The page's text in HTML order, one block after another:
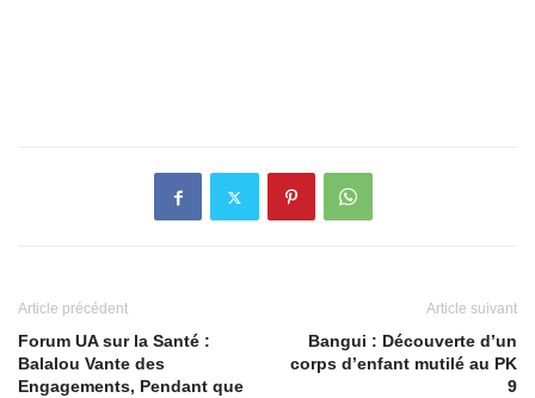
Article précédent
Forum UA sur la Santé :
Balalou Vante des
Engagements, Pendant que
Article suivant
Bangui : Découverte d’un
corps d’enfant mutilé au PK
9